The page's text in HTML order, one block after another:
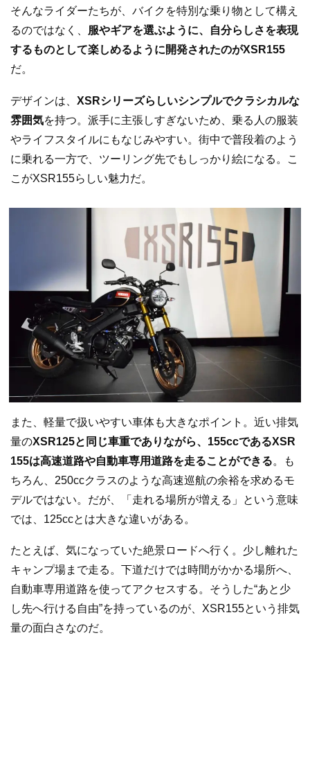
そんなライダーたちが、バイクを特別な乗り物として構え
るのではなく、 服やギアを選ぶように、自分らしさを表現
するものとして楽しめるように開発されたのがXSR155
だ。
デザインは、 XSRシリーズらしいシンプルでクラシカルな
雰囲気を持つ。派手に主張しすぎないため、乗る人の服装
やライフスタイルにもなじみやすい。街中で普段着のよう
に乗れる一方で、ツーリング先でもしっかり絵になる。こ
こがXSR155らしい魅力だ。
また、軽量で扱いやすい車体も大きなポイント。近い排気
量のXSR125と同じ車重でありながら、155ccであるXSR
155は高速道路や自動車専用道路を走ることができる。も
ちろん、250ccクラスのような高速巡航の余裕を求めるモ
デルではない。だが、「走れる場所が増える」という意味
では、125ccとは大きな違いがある。
たとえば、気になっていた絶景ロードへ行く。少し離れた
キャンプ場まで走る。下道だけでは時間がかかる場所へ、
自動車専用道路を使ってアクセスする。そうした“あと少
し先へ行ける自由”を持っているのが、XSR155という排気
量の面白さなのだ。